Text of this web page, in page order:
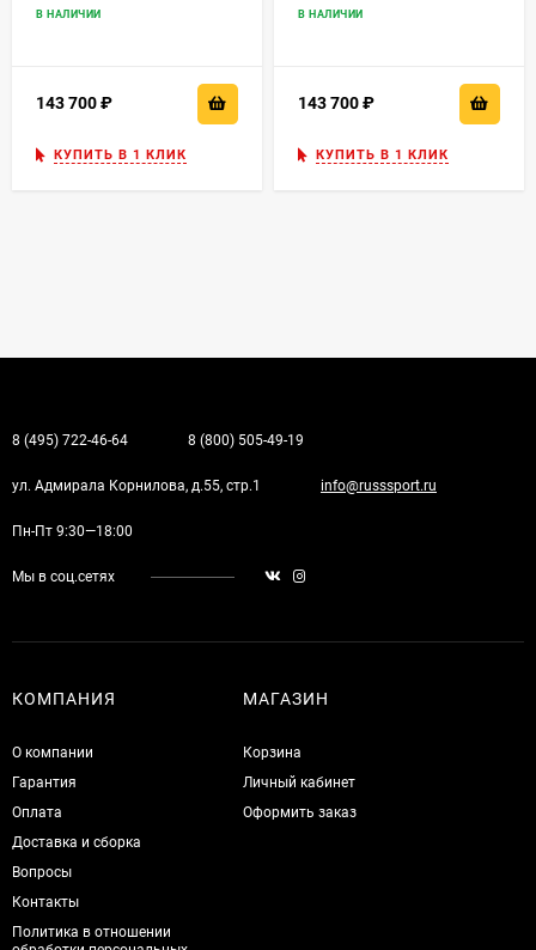
В НАЛИЧИИ
143 700
КУПИТЬ В 1 КЛИК
В НАЛИЧИИ
143 700
КУПИТЬ В 1 КЛИК
8 (495) 722-46-64 8 (800) 505-49-19
ул. Адмирала Корнилова, д.55, стр.1 info@russsport.ru
Пн-Пт 9:30—18:00
Мы в соц.сетях
КОМПАНИЯ
О компании
Гарантия
Оплата
Доставка и сборка
Вопросы
Контакты
Политика в отношении
МАГАЗИН
Корзина
Личный кабинет
Оформить заказ